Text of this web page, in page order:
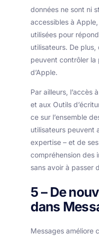
données ne sont ni
accessibles à
utilisées pour
utilisateurs. De
peuvent contrôler la
d’Apple.
Par ailleurs, l’accès
et aux Outils
ce sur l’ensemble
utilisateurs peuvent
expertise – et de
compréhension des
sans avoir à passer
5 – De
dans
Messages améliore